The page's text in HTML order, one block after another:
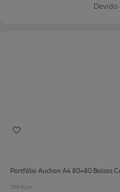
Devido
Portfólio Auchan A4 80+80 Bolsas
7.99 €/un